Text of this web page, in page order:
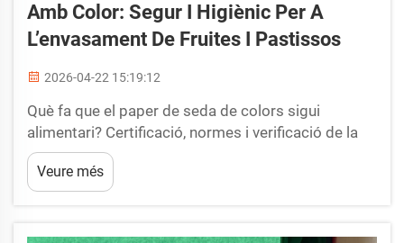
Amb Color: Segur I Higiènic Per A
L’envasament De Fruites I Pastissos
2026-04-22 15:19:12
Què fa que el paper de seda de colors sigui
alimentari? Certificació, normes i verificació de la
seguretat. El paper de seda de colors alimentari ha
d’impedir la transferència de substàncies
químiques als aliments, tot preservant l’atractiu
Veure més